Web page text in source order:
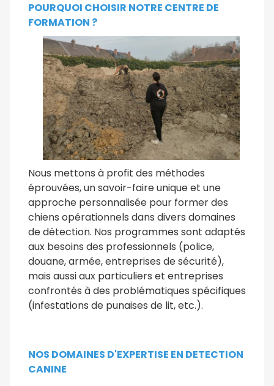
POURQUOI CHOISIR NOTRE CENTRE DE
FORMATION ?
Nous mettons à profit des méthodes
éprouvées, un savoir-faire unique et une
approche personnalisée pour former des
chiens opérationnels dans divers domaines
de détection. Nos programmes sont adaptés
aux besoins des professionnels (police,
douane, armée, entreprises de sécurité),
mais aussi aux particuliers et entreprises
confrontés à des problématiques spécifiques
(infestations de punaises de lit, etc.).
NOS DOMAINES D'EXPERTISE EN DETECTION
CANINE